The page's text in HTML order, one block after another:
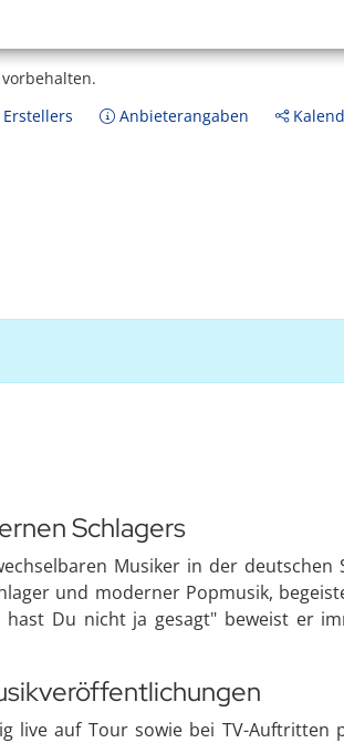
Anbieterangaben
Schlagers
Musiker in der deutschen
und moderner Popmusik,
Du nicht ja gesagt" beweist er
auf Tour sowie bei TV-Auftritten